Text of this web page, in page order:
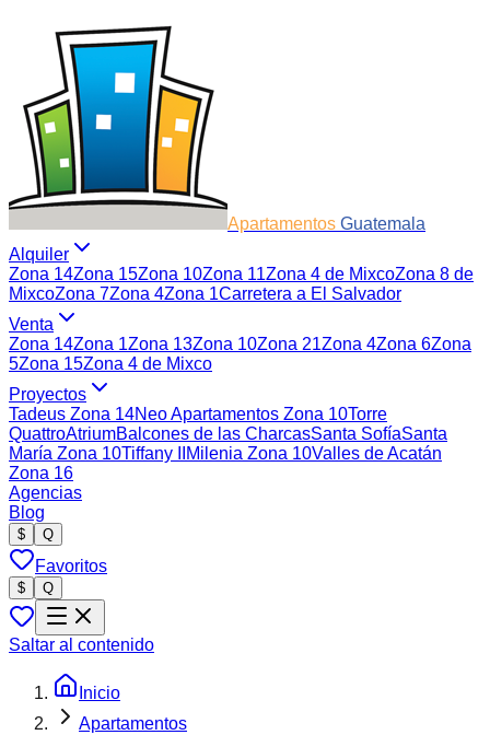
Apartamentos Guatemala
Alquiler
Zona 14Zona 15Zona 10Zona 11Zona 4 de MixcoZona 8 de
MixcoZona 7Zona 4Zona 1Carretera a El Salvador
Venta
Zona 14Zona 1Zona 13Zona 10Zona 21Zona 4Zona 6Zona
5Zona 15Zona 4 de Mixco
Proyectos
Tadeus Zona 14Neo Apartamentos Zona 10Torre
QuattroAtriumBalcones de las CharcasSanta SofíaSanta
María Zona 10Tiffany II Milenia Zona 10Valles de Acatán
Zona 16
Agencias
Blog
$ Q
Favoritos
$ Q
Saltar al contenido
Inicio
Apartamentos